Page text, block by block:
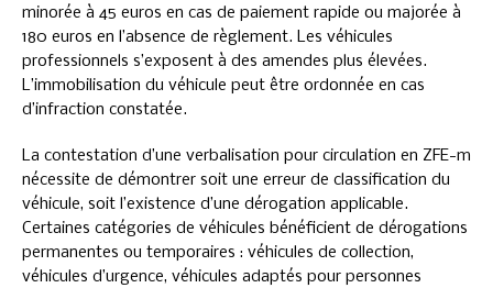
minorée à 45 euros en cas de paiement rapide ou majorée à
180 euros en l’absence de règlement. Les véhicules
professionnels s’exposent à des amendes plus élevées.
L’immobilisation du véhicule peut être ordonnée en cas
d’infraction constatée.
La contestation d’une verbalisation pour circulation en ZFE-m
nécessite de démontrer soit une erreur de classification du
véhicule, soit l’existence d’une dérogation applicable.
Certaines catégories de véhicules bénéficient de dérogations
permanentes ou temporaires : véhicules de collection,
véhicules d’urgence, véhicules adaptés pour personnes